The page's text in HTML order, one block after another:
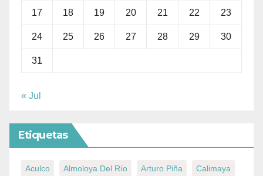
17 18 19 20 21 22 23
24 25 26 27 28 29 30
31
« Jul
Etiquetas
Aculco Almoloya Del Río Arturo Piña Calimaya